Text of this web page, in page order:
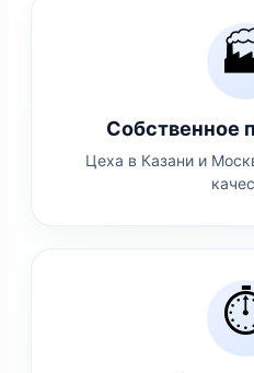
Собственное
Цеха в Казани и